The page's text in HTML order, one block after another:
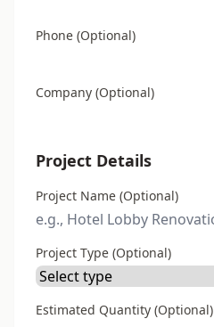
Phone (Optional)
Company (Optional)
Project Details
Project Name (Optional)
Project Type (Optional)
Estimated Quantity (Optional)